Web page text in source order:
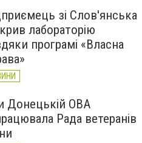
зі Слов'янська
лабораторію
програмі «Власна
Донецькій ОВА
Рада ветеранів